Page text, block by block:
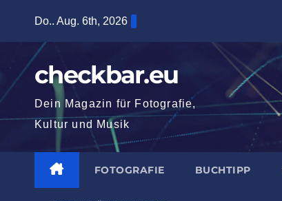
springen
Do.. Aug. 6th, 2026
checkbar.eu
Dein Magazin für Fotografie,
Kultur und Musik
FOTOGRAFIE BUCHTIPP